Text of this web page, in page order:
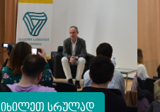
იხილეთ სრულად